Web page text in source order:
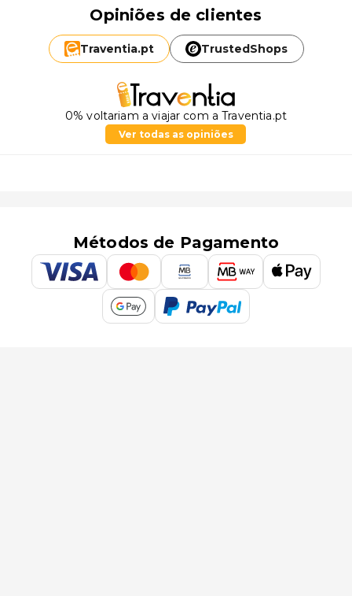
Opiniões de clientes
Traventia.pt TrustedShops
0% voltariam a viajar com a Traventia.pt
Ver todas as opiniões
Métodos de Pagamento